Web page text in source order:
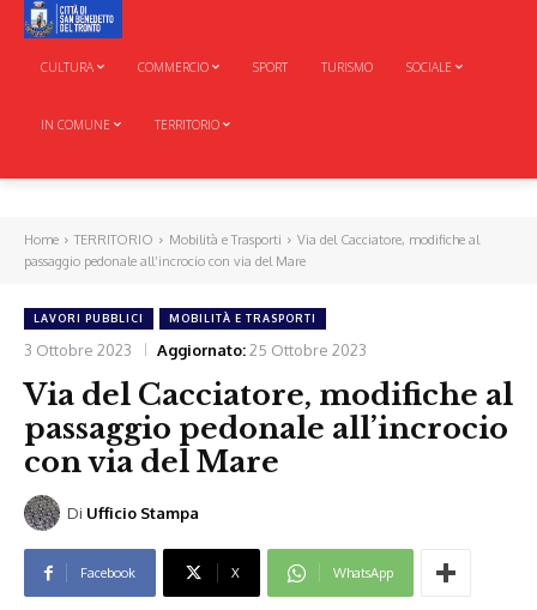
CULTURA COMMERCIO SPORT TURISMO SOCIALE
IN COMUNE TERRITORIO
Home TERRITORIO Mobilità e Trasporti
Via del Cacciatore, modifiche al
passaggio pedonale all’incrocio con via del Mare
LAVORI PUBBLICI MOBILITÀ E TRASPORTI
3 Ottobre 2023 Aggiornato: 25 Ottobre 2023
Via del Cacciatore, modifiche al
passaggio pedonale all’incrocio
con via del Mare
Di Ufficio Stampa
Facebook X WhatsApp